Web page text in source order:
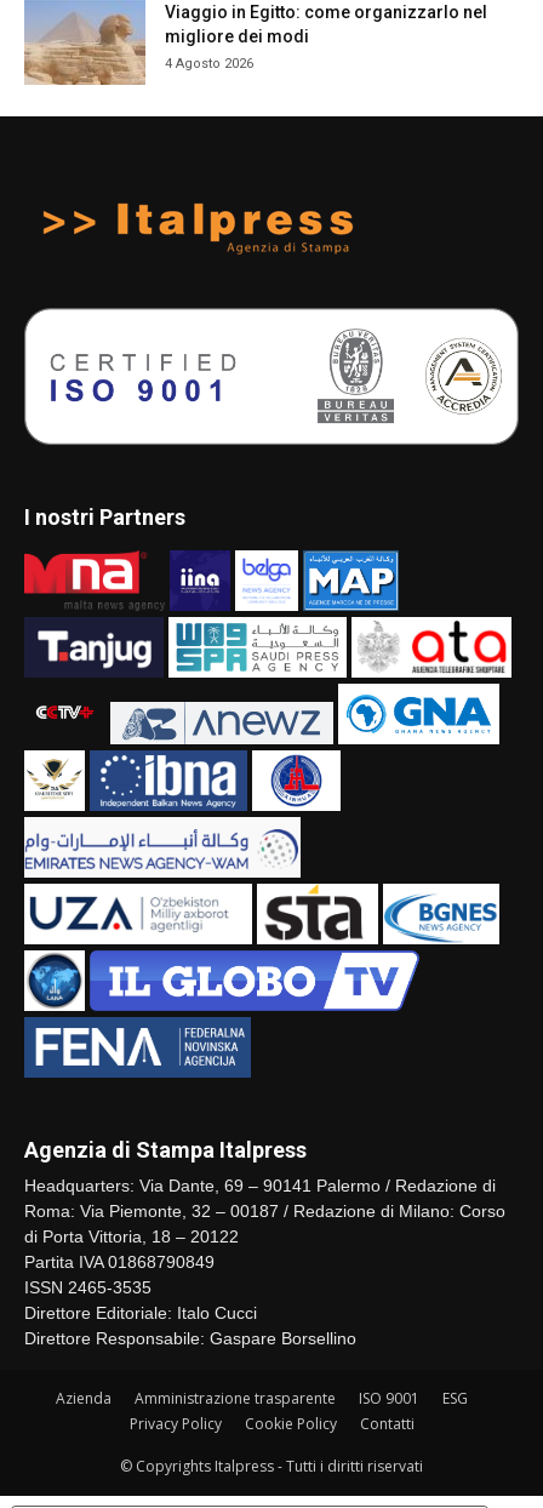
Viaggio in Egitto: come organizzarlo nel
migliore dei modi
4 Agosto 2026
I nostri Partners
Agenzia di Stampa Italpress
Headquarters: Via Dante, 69 – 90141 Palermo / Redazione di
Roma: Via Piemonte, 32 – 00187 / Redazione di Milano: Corso
di Porta Vittoria, 18 – 20122
Partita IVA 01868790849
ISSN 2465-3535
Direttore Editoriale: Italo Cucci
Direttore Responsabile: Gaspare Borsellino
Azienda Amministrazione trasparente ISO 9001
ESG
Privacy Policy
Cookie Policy Contatti
© Copyrights Italpress - Tutti i diritti riservati